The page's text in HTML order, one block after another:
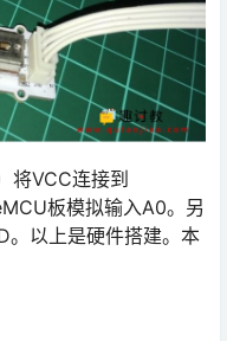
将VCC连接到
板模拟输入A0。另
以上是硬件搭建。本